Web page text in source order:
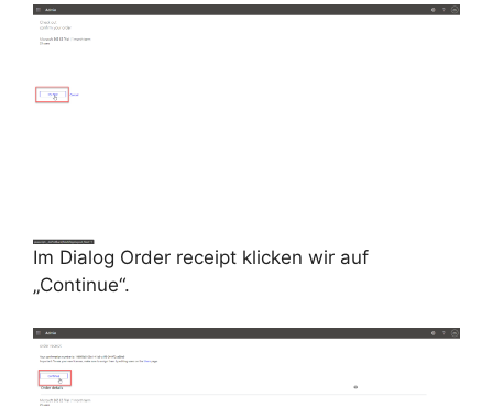
Im Dialog Order receipt klicken wir auf
„Continue“.